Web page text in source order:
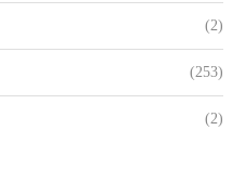
(2)
(253)
(2)